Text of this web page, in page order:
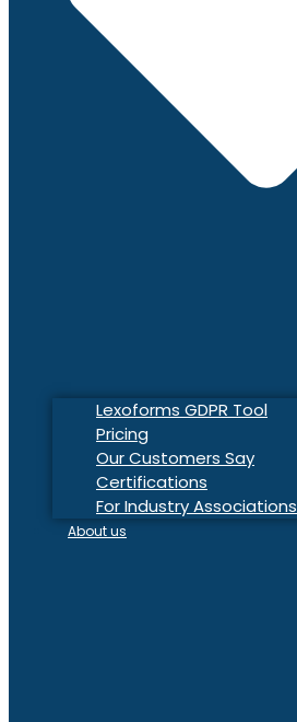
Lexoforms GDPR Tool
Pricing
Our Customers Say
Certifications
For Industry Associations
About us